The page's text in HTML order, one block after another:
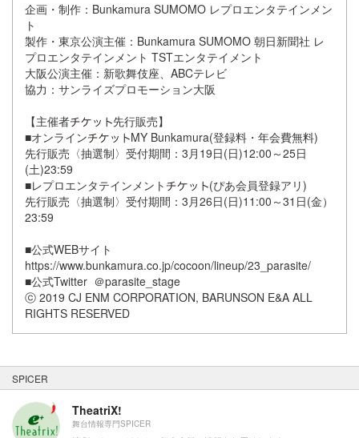
企画・制作：Bunkamura SUMOMO レプロエンタテインメン
ト
製作・東京公演主催：Bunkamura SUMOMO 朝日新聞社 レ
プロエンタテインメント TSTエンタテイメント
大阪公演主催：新歌舞伎座、ABCテレビ
協力：サンライズプロモーション大阪
【主催者
先行販売】
■オンライン
MY Bunkamura(登録料・年会費無料)
先行販売〈抽選制〉受付期間：3月19日(日)12:00～25日
(土)23:59
■レプロエンタテインメント
(ぴあ会員登録アリ)
先行販売〈抽選制〉受付期間：3月26日(日)11:00～31日(金）
23:59
■公式WEBサイト
https://www.bunkamura.co.jp/cocoon/lineup/23_parasite/
■公式Twitter ＠parasite_stage
ⓒ 2019 CJ ENM CORPORATION, BARUNSON E&A ALL
RIGHTS RESERVED
SPICER
TheatriX!
舞台情報専門SPICER